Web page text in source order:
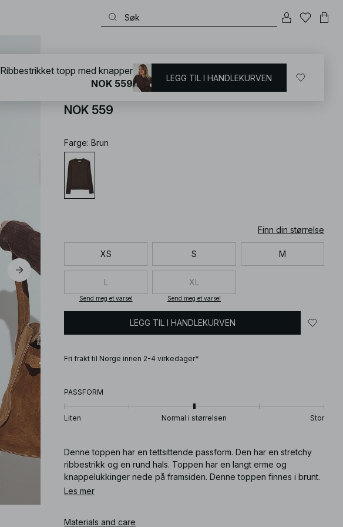
Ribbestrikket topp med knapper
NOK 559
Farge: Brun
Finn din størrelse
XS S M
L
Send meg et varsel
XL
Send meg et varsel
LEGG TIL I HANDLEKURVEN
Fri frakt til Norge innen 2-4 virkedager*
PASSFORM
Liten Normal i størrelsen Stor
Denne toppen har en tettsittende passform. Den har en stretchy
ribbestrikk og en rund hals. Toppen har en langt erme og
knappelukkinger nede på framsiden. Denne toppen finnes i brunt.
Les mer
Materials and care
Ribbestrikket topp med knapper
NOK 559
LEGG TIL I HANDLEKURVEN